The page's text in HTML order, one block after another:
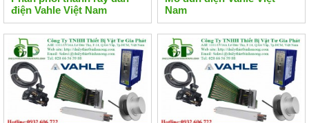
điện Vahle Việt Nam
Nam